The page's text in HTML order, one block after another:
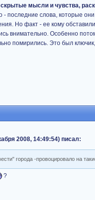
мысли и чувства,
последние слова, которые
Но факт - ее кому
внимательно. Особенно
помирились. Это был
2008, 14:49:54) писал:
города -провоцировало на
?